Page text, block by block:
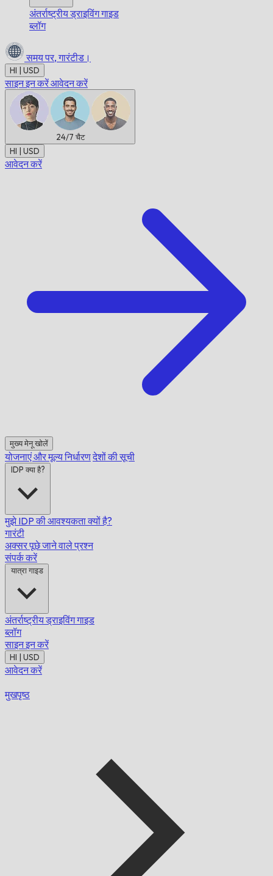
अंतर्राष्ट्रीय ड्राइविंग गाइड
ब्लॉग
समय पर, गारंटीड।
HI | USD
साइन इन करेंआवेदन करें
24/7 चैट
HI | USD
आवेदन करें
मुख्य मेनू खोलें
योजनाएं और मूल्य निर्धारणदेशों की सूची
IDP क्या है?
मुझे IDP की आवश्यकता क्यों है?
गारंटी
अक्सर पूछे जाने वाले प्रश्न
संपर्क करें
यात्रा गाइड
अंतर्राष्ट्रीय ड्राइविंग गाइड
ब्लॉग
साइन इन करें
HI | USD
आवेदन करें
मुखपृष्ठ